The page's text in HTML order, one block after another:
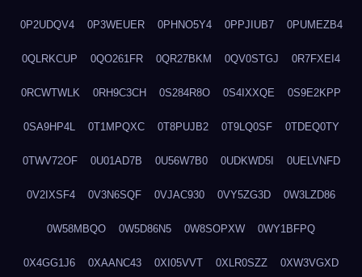
0P2UDQV4 0P3WEUER 0PHNO5Y4 0PPJIUB7 0PUMEZB4
0QLRKCUP 0QO261FR 0QR27BKM 0QV0STGJ 0R7FXEI4
0RCWTWLK 0RH9C3CH 0S284R8O 0S4IXXQE 0S9E2KPP
0SA9HP4L 0T1MPQXC 0T8PUJB2 0T9LQ0SF 0TDEQ0TY
0TWV72OF 0U01AD7B 0U56W7B0 0UDKWD5I 0UELVNFD
0V2IXSF4 0V3N6SQF 0VJAC930 0VY5ZG3D 0W3LZD86
0W58MBQO 0W5D86N5 0W8SOPXW 0WY1BFPQ
0X4GG1J6 0XAANC43 0XI05VVT 0XLR0SZZ 0XW3VGXD